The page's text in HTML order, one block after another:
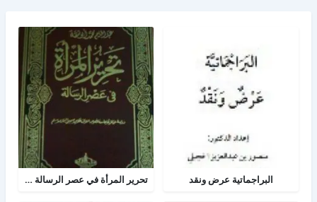
البراجماتية عرض ونقد تحرير المرأة في عصر الرسالة جــ 2